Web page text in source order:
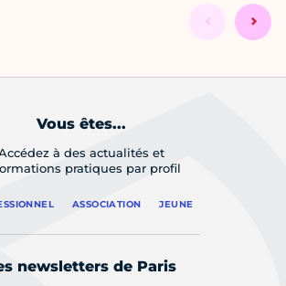
Vous êtes...
à des actualités et
pratiques par profil
ASSOCIATION JEUNE
newsletters de Paris